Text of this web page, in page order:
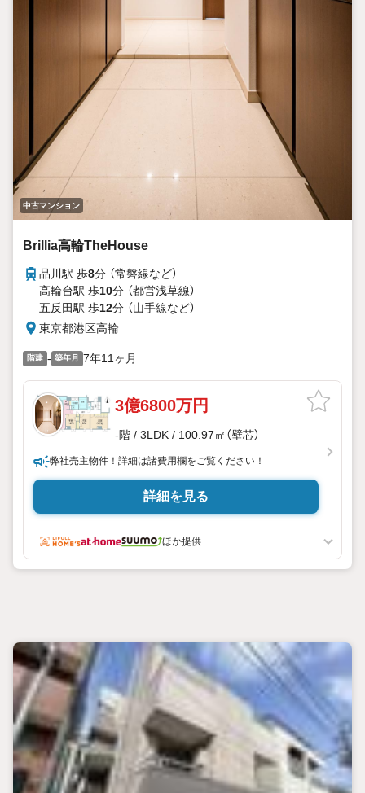
中古マンション
Brillia高輪TheHouse
品川駅 歩8分 （常磐線など）
高輪台駅 歩10分 （都営浅草線）
五反田駅 歩12分 （山手線など）
東京都港区高輪
階建 - 築年月 7年11ヶ月
3億6800万円
-階 / 3LDK / 100.97㎡（壁芯）
弊社売主物件！詳細は諸費用欄をご覧ください！
詳細を見る
ほか提供